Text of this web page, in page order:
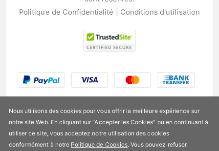
US$204,99
Politique de Confidentialité
Conditions d'utilisation
Nous utilisons des cookies pour vous offrir la meilleure expérience sur
notre site Web. En cliquant sur "Accepter les Cookies" ou en continuant à
utiliser ce site, vous acceptez notre utilisation des cookies
conformément à notre Politique de Cookies. Vous pouvez refuser